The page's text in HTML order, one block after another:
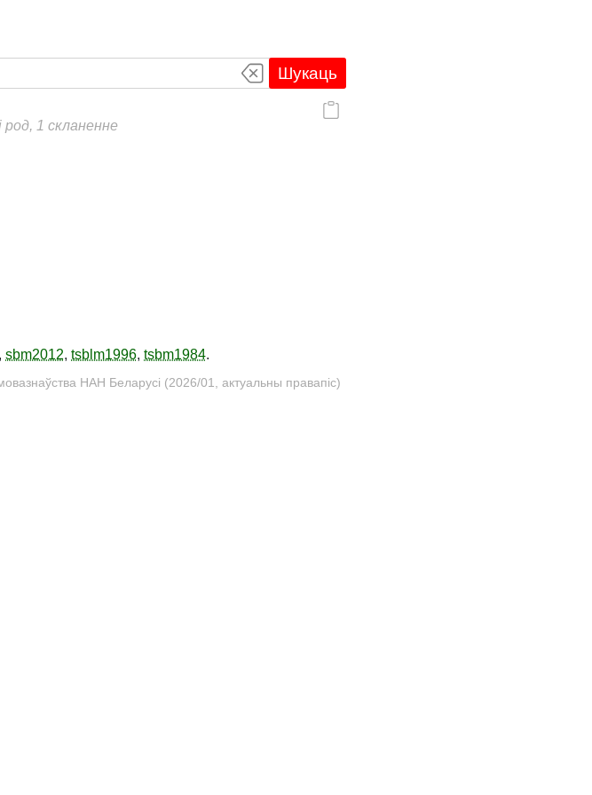
Шукаць
род, 1 скланенне
, sbm2012, tsblm1996, tsbm1984.
НАН Беларусі (2026/01, актуальны правапіс)